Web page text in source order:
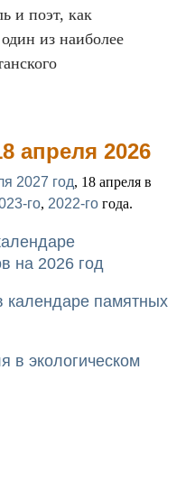
и поэт, как
из наиболее
апреля 2026
2027 год, 18 апреля в
го, 2022-го года.
на 2026 год
календаре памятных
в экологическом